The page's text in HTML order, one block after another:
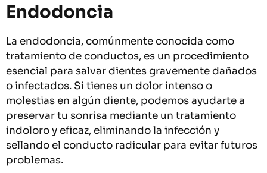
Endodoncia
La endodoncia, comúnmente conocida como
tratamiento de conductos, es un procedimiento
esencial para salvar dientes gravemente dañados
o infectados. Si tienes un dolor intenso o
molestias en algún diente, podemos ayudarte a
preservar tu sonrisa mediante un tratamiento
indoloro y eficaz, eliminando la infección y
sellando el conducto radicular para evitar futuros
problemas.